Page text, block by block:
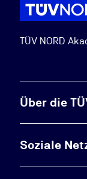
TÜV NORD
Über die
Soziale